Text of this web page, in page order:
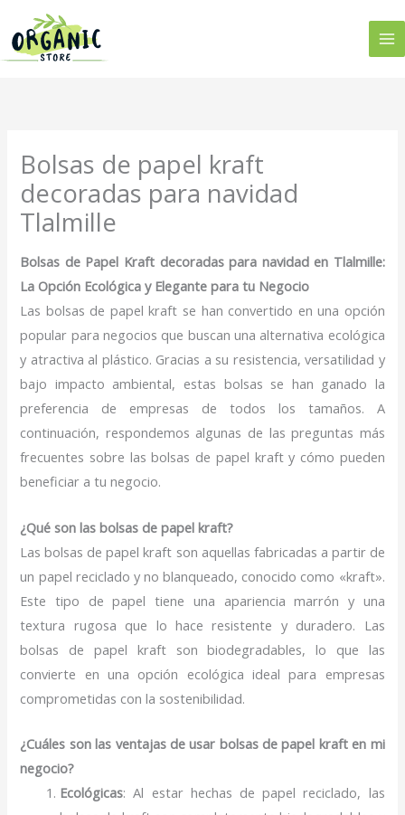
contenido
Bolsas de papel kraft
decoradas para navidad
Tlalmille
Bolsas de Papel Kraft decoradas para navidad en Tlalmille:
La Opción Ecológica y Elegante para tu Negocio
Las bolsas de papel kraft se han convertido en una opción
popular para negocios que buscan una alternativa ecológica
y atractiva al plástico. Gracias a su resistencia, versatilidad y
bajo impacto ambiental, estas bolsas se han ganado la
preferencia de empresas de todos los tamaños. A
continuación, respondemos algunas de las preguntas más
frecuentes sobre las bolsas de papel kraft y cómo pueden
beneficiar a tu negocio.
¿Qué son las bolsas de papel kraft?
Las bolsas de papel kraft son aquellas fabricadas a partir de
un papel reciclado y no blanqueado, conocido como «kraft».
Este tipo de papel tiene una apariencia marrón y una
textura rugosa que lo hace resistente y duradero. Las
bolsas de papel kraft son biodegradables, lo que las
convierte en una opción ecológica ideal para empresas
comprometidas con la sostenibilidad.
¿Cuáles son las ventajas de usar bolsas de papel kraft en mi
negocio?
Ecológicas: Al estar hechas de papel reciclado, las